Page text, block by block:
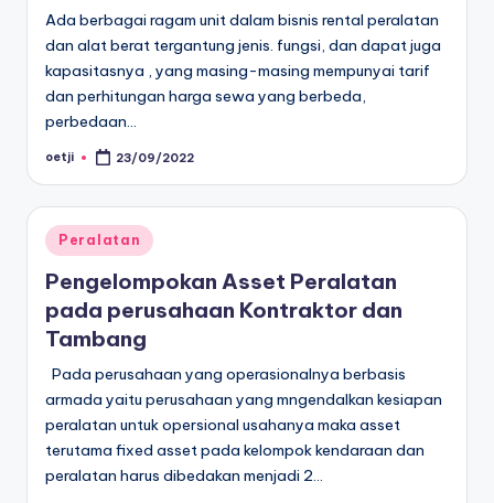
Ada berbagai ragam unit dalam bisnis rental peralatan
dan alat berat tergantung jenis. fungsi, dan dapat juga
kapasitasnya , yang masing-masing mempunyai tarif
dan perhitungan harga sewa yang berbeda,
perbedaan…
Posted
oetji 23/09/2022
Posted
in
Peralatan
Pengelompokan Asset Peralatan
pada perusahaan Kontraktor dan
Tambang
Pada perusahaan yang operasionalnya berbasis
armada yaitu perusahaan yang mngendalkan kesiapan
peralatan untuk opersional usahanya maka asset
terutama fixed asset pada kelompok kendaraan dan
peralatan harus dibedakan menjadi 2…